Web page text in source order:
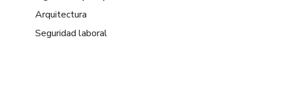
Arquitectura
Seguridad laboral